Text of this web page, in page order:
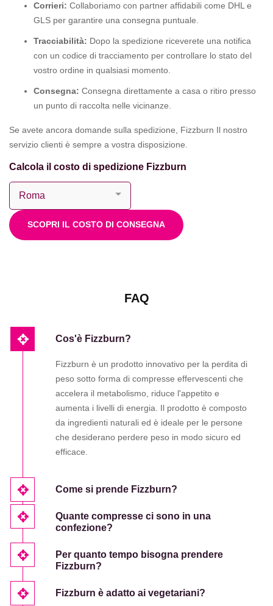
Corrieri: Collaboriamo con partner affidabili come DHL e
GLS per garantire una consegna puntuale.
Tracciabilità: Dopo la spedizione riceverete una notifica
con un codice di tracciamento per controllare lo stato del
vostro ordine in qualsiasi momento.
Consegna: Consegna direttamente a casa o ritiro presso
un punto di raccolta nelle vicinanze.
Se avete ancora domande sulla spedizione, Fizzburn Il nostro
servizio clienti è sempre a vostra disposizione.
Calcola il costo di spedizione Fizzburn
SCOPRI IL COSTO DI CONSEGNA
FAQ
Cos'è Fizzburn?
Fizzburn è un prodotto innovativo per la perdita di
peso sotto forma di compresse effervescenti che
accelera il metabolismo, riduce l'appetito e
aumenta i livelli di energia. Il prodotto è composto
da ingredienti naturali ed è ideale per le persone
che desiderano perdere peso in modo sicuro ed
efficace.
Come si prende Fizzburn?
Quante compresse ci sono in una
confezione?
Per quanto tempo bisogna prendere
Fizzburn?
Fizzburn è adatto ai vegetariani?